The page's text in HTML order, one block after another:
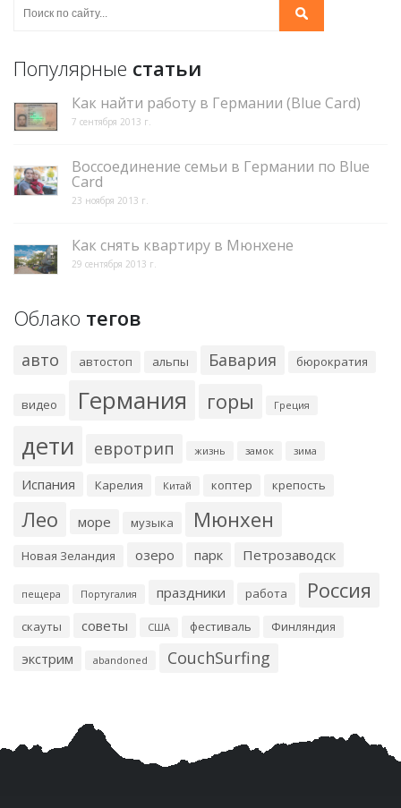
Популярные статьи
Как найти работу в Германии (Blue Card)
7 сентября 2013 г.
Воссоединение семьи в Германии по Blue
Card
23 ноября 2013 г.
Как снять квартиру в Мюнхене
29 сентября 2013 г.
Облако тегов
авто автостоп альпы Бавария бюрократия
видео Германия горы Греция
дети евротрип жизнь замок зима
Испания Карелия Китай коптер крепость
Лео море музыка Мюнхен
Новая Зеландия озеро парк Петрозаводск
пещера Португалия праздники работа Россия
скауты советы США фестиваль Финляндия
экстрим abandoned CouchSurfing